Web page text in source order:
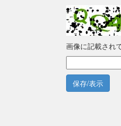
画像に記載され
保存/表示